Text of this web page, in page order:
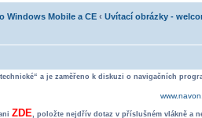
Windows Mobile a CE ‹ Uvítací obrázky -
a je zaměřeno k diskuzi o navigačních
ZDE, položte nejdřív dotaz v příslušném vlákně a